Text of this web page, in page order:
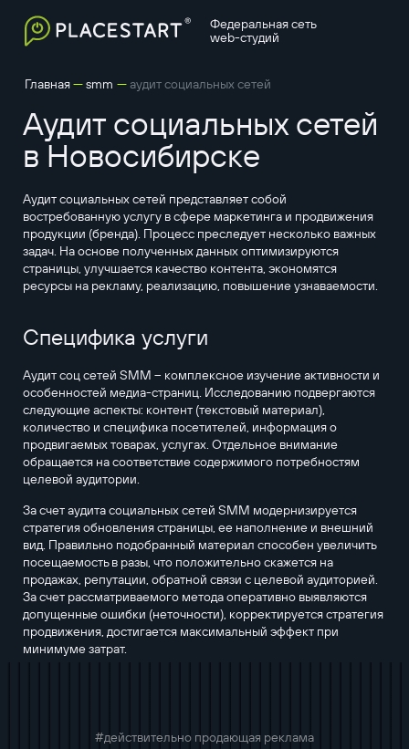
Федеральная сеть
web-студий
Главная—smm — аудит социальных сетей
Аудит социальных сетей
в Новосибирске
Аудит социальных сетей представляет собой
востребованную услугу в сфере маркетинга и продвижения
продукции (бренда). Процесс преследует несколько важных
задач. На основе полученных данных оптимизируются
страницы, улучшается качество контента, экономятся
ресурсы на рекламу, реализацию, повышение узнаваемости.
Специфика услуги
Аудит соц сетей SMM – комплексное изучение активности и
особенностей медиа-страниц. Исследованию подвергаются
следующие аспекты: контент (текстовый материал),
количество и специфика посетителей, информация о
продвигаемых товарах, услугах. Отдельное внимание
обращается на соответствие содержимого потребностям
целевой аудитории.
За счет аудита социальных сетей SMM модернизируется
стратегия обновления страницы, ее наполнение и внешний
вид. Правильно подобранный материал способен увеличить
посещаемость в разы, что положительно скажется на
продажах, репутации, обратной связи с целевой аудиторией.
За счет рассматриваемого метода оперативно выявляются
допущенные ошибки (неточности), корректируется стратегия
продвижения, достигается максимальный эффект при
минимуме затрат.
#действительно продающая реклама